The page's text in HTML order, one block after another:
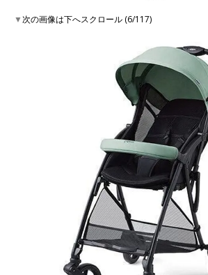
▼次の画像は下へスクロール (6/117)